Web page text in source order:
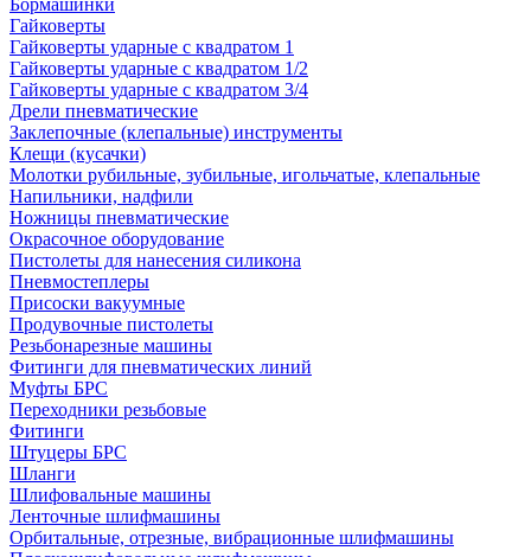
Бормашинки
Гайковерты
Гайковерты ударные с квадратом 1
Гайковерты ударные с квадратом 1/2
Гайковерты ударные с квадратом 3/4
Дрели пневматические
Заклепочные (клепальные) инструменты
Клещи (кусачки)
Молотки рубильные, зубильные, игольчатые, клепальные
Напильники, надфили
Ножницы пневматические
Окрасочное оборудование
Пистолеты для нанесения силикона
Пневмостеплеры
Присоски вакуумные
Продувочные пистолеты
Резьбонарезные машины
Фитинги для пневматических линий
Муфты БРС
Переходники резьбовые
Фитинги
Штуцеры БРС
Шланги
Шлифовальные машины
Ленточные шлифмашины
Орбитальные, отрезные, вибрационные шлифмашины